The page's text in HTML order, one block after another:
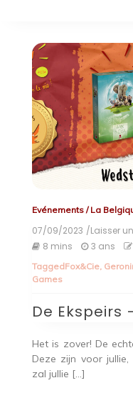
Evénements/La
07/09/2023 /Laisser
8 mins 3 ans
TaggedFox&Cie,
Games
De Ekspeirs
Het is zover! De
Deze zijn voor
zal jullie […]